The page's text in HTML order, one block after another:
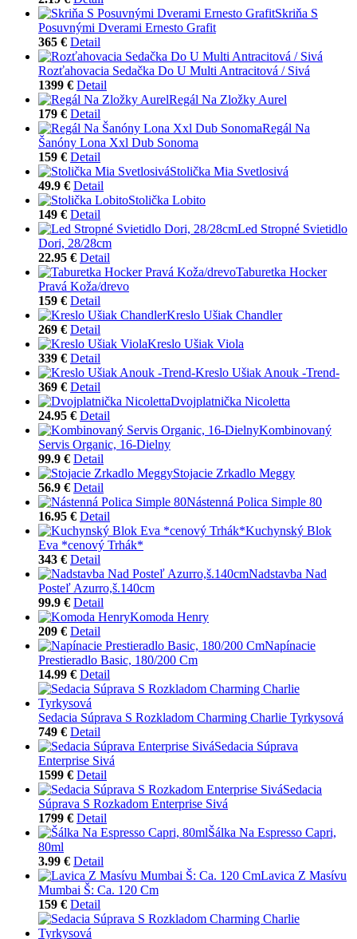
Skriňa S
Posuvnými Dverami Ernesto Grafit
365 € Detail
Rozťahovacia Sedačka Do U Multi Antracitová / Sivá
1399 € Detail
Regál Na Zložky Aurel
179 € Detail
Regál Na
Šanóny Lona Xxl Dub Sonoma
159 € Detail
Stolička Mia Svetlosivá
49.9 € Detail
Stolička Lobito
149 € Detail
Led Stropné Svietidlo
Dori, 28/28cm
22.95 € Detail
Taburetka Hocker
Pravá Koža/drevo
159 € Detail
Kreslo Ušiak Chandler
269 € Detail
Kreslo Ušiak Viola
339 € Detail
Kreslo Ušiak Anouk -Trend-
369 € Detail
Dvojplatnička Nicoletta
24.95 € Detail
Kombinovaný
Servis Organic, 16-Dielny
99.9 € Detail
Stojacie Zrkadlo Meggy
56.9 € Detail
Nástenná Polica Simple 80
16.95 € Detail
Kuchynský Blok
Eva *cenový Trhák*
343 € Detail
Nadstavba Nad
Posteľ Azurro,š.140cm
99.9 € Detail
Komoda Henry
209 € Detail
Napínacie
Prestieradlo Basic, 180/200 Cm
14.99 € Detail
Sedacia Súprava S Rozkladom Charming Charlie Tyrkysová
749 € Detail
Sedacia Súprava
Enterprise Sivá
1599 € Detail
Sedacia
Súprava S Rozkadom Enterprise Sivá
1799 € Detail
Šálka Na Espresso Capri,
80ml
3.99 € Detail
Lavica Z Masívu
Mumbai Š: Ca. 120 Cm
159 € Detail